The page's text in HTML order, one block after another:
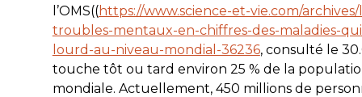
l’OMS((https://www.science-et-vie.com/archives/
troubles-mentaux-en-chiffres-des-maladies-
lourd-au-niveau-mondial-36236, consulté le
touche tôt ou tard environ 25 % de la
mondiale. Actuellement, 450 millions de